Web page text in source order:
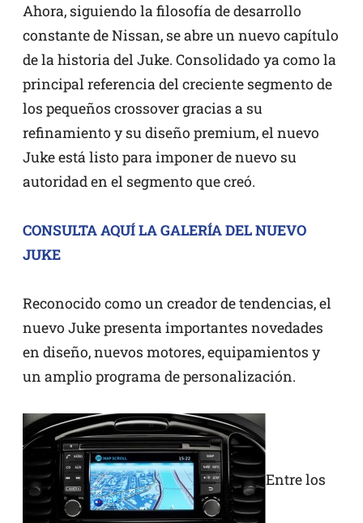
Ahora, siguiendo la filosofía de desarrollo
constante de Nissan, se abre un nuevo capítulo
de la historia del Juke. Consolidado ya como la
principal referencia del creciente segmento de
los pequeños crossover gracias a su
refinamiento y su diseño premium, el nuevo
Juke está listo para imponer de nuevo su
autoridad en el segmento que creó.
CONSULTA AQUÍ LA GALERÍA DEL NUEVO
JUKE
Reconocido como un creador de tendencias, el
nuevo Juke presenta importantes novedades
en diseño, nuevos motores, equipamientos y
un amplio programa de personalización.
Entre los